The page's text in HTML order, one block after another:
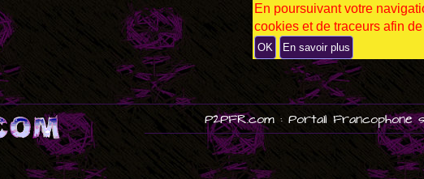
P
U
B
P2PFR.com : Portail
En poursuivant votre
cookies et de traceurs afin
OK En savoir plus